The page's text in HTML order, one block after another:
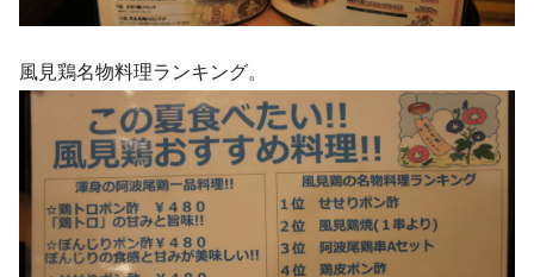
風見鶏名物料理ランキング。